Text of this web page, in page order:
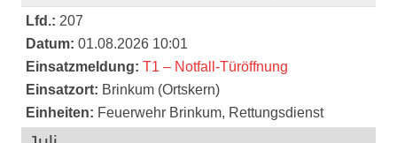
Lfd.: 207
Datum: 01.08.2026 10:01
Einsatzmeldung: T1 – Notfall-Türöffnung
Einsatzort: Brinkum (Ortskern)
Einheiten: Feuerwehr Brinkum, Rettungsdienst